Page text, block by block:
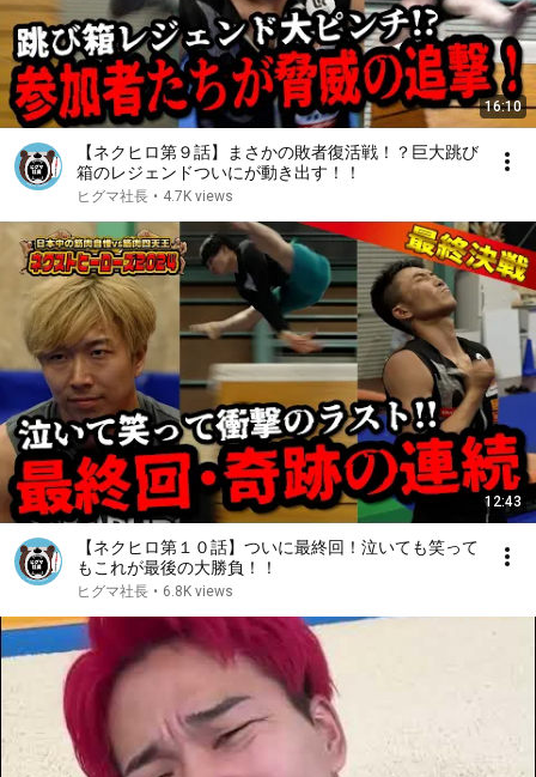
16:10
【ネクヒロ第９話】まさかの敗者復活戦！？巨大跳び
箱のレジェンドついにが動き出す！！
ヒグマ社長 • 4.7K views
12:43
【ネクヒロ第１０話】ついに最終回！泣いても笑って
もこれが最後の大勝負！！
ヒグマ社長 • 6.8K views